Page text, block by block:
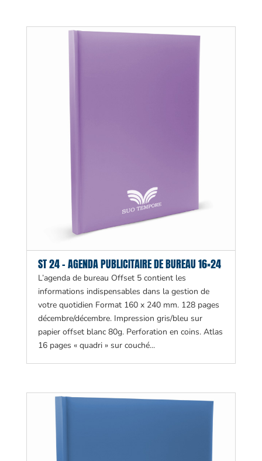
ST 24 – AGENDA PUBLICITAIRE DE BUREAU 16×24
L’agenda de bureau Offset 5 contient les
informations indispensables dans la gestion de
votre quotidien Format 160 x 240 mm. 128 pages
décembre/décembre. Impression gris/bleu sur
papier offset blanc 80g. Perforation en coins. Atlas
16 pages « quadri » sur couché...